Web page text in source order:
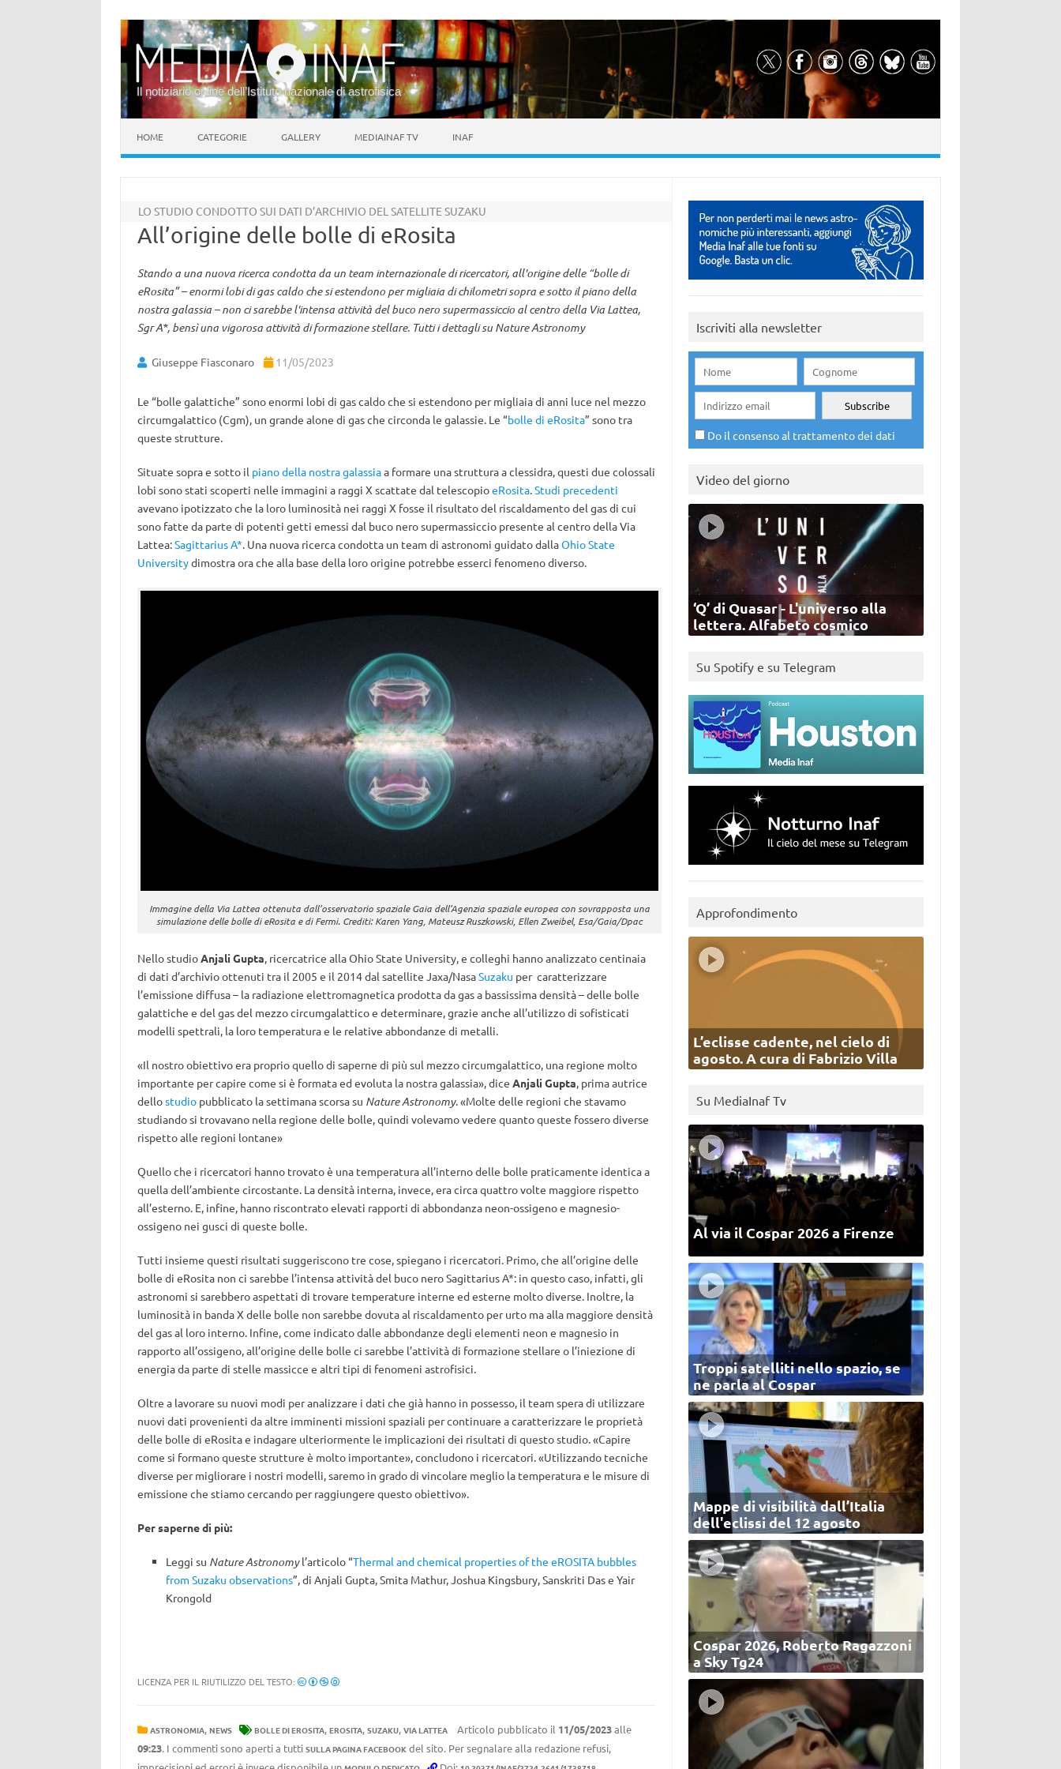
Il notiziario online dell’Istituto nazionale di astrofisica
HOME CATEGORIE GALLERY MEDIAINAF TV INAF
LO STUDIO CONDOTTO SUI DATI D’ARCHIVIO DEL SATELLITE SUZAKU
All’origine delle bolle di eRosita
Stando a una nuova ricerca condotta da un team internazionale di ricercatori, all'origine delle “bolle di
eRosita” – enormi lobi di gas caldo che si estendono per migliaia di chilometri sopra e sotto il piano della
nostra galassia – non ci sarebbe l'intensa attività del buco nero supermassiccio al centro della Via Lattea,
Sgr A*, bensì una vigorosa attività di formazione stellare. Tutti i dettagli su Nature Astronomy
Giuseppe Fiasconaro 11/05/2023
Le “bolle galattiche” sono enormi lobi di gas caldo che si estendono per migliaia di anni luce nel mezzo
circumgalattico (Cgm), un grande alone di gas che circonda le galassie. Le “bolle di eRosita” sono tra
queste strutture.
Situate sopra e sotto il piano della nostra galassiaa formare una struttura a clessidra, questi due colossali
lobi sono stati scoperti nelle immagini a raggi X scattate dal telescopioeRosita.Studi precedenti
avevano ipotizzato che la loro luminosità nei raggi X fosse il risultato del riscaldamento del gas di cui
sono fatte da parte di potenti getti emessi dal buco nero supermassiccio presente al centro della Via
Lattea:Sagittarius A*. Una nuova ricerca condotta un team di astronomi guidato dallaOhio State
Universitydimostra ora che alla base della loro origine potrebbe esserci fenomeno diverso.
Immagine della Via Lattea ottenuta dall’osservatorio spaziale Gaia dell’Agenzia spaziale europea con sovrapposta una
simulazione delle bolle di eRosita e di Fermi. Crediti: Karen Yang, Mateusz Ruszkowski, Ellen Zweibel, Esa/Gaia/Dpac
Nello studioAnjali Gupta, ricercatrice alla Ohio State University, e colleghi hanno analizzato centinaia
di dati d’archivio ottenuti tra il 2005 e il 2014 dal satellite Jaxa/NasaSuzaku per caratterizzare
l’emissione diffusa – la radiazione elettromagnetica prodotta da gas a bassissima densità – delle bolle
galattiche e del gas del mezzo circumgalattico e determinare, grazie anche all’utilizzo di sofisticati
modelli spettrali, la loro temperatura e le relative abbondanze di metalli.
«Il nostro obiettivo era proprio quello di saperne di più sul mezzo circumgalattico, una regione molto
importante per capire come si è formata ed evoluta la nostra galassia», dice Anjali Gupta, prima autrice
dellostudiopubblicato la settimana scorsa su Nature Astronomy. «Molte delle regioni che stavamo
studiando si trovavano nella regione delle bolle, quindi volevamo vedere quanto queste fossero diverse
rispetto alle regioni lontane»
Quello che i ricercatori hanno trovato è una temperatura all’interno delle bolle praticamente identica a
quella dell’ambiente circostante. La densità interna, invece, era circa quattro volte maggiore rispetto
all’esterno. E, infine, hanno riscontrato elevati rapporti di abbondanza neon-ossigeno e magnesio-
ossigeno nei gusci di queste bolle.
Tutti insieme questi risultati suggeriscono tre cose, spiegano i ricercatori. Primo, che all’origine delle
bolle di eRosita non ci sarebbe l’intensa attività del buco nero Sagittarius A*: in questo caso, infatti, gli
astronomi si sarebbero aspettati di trovare temperature interne ed esterne molto diverse. Inoltre, la
luminosità in banda X delle bolle non sarebbe dovuta al riscaldamento per urto ma alla maggiore densità
del gas al loro interno. Infine, come indicato dalle abbondanze degli elementi neon e magnesio in
rapporto all’ossigeno, all’origine delle bolle ci sarebbe l’attività di formazione stellare o l’iniezione di
energia da parte di stelle massicce e altri tipi di fenomeni astrofisici.
Oltre a lavorare su nuovi modi per analizzare i dati che già hanno in possesso, il team spera di utilizzare
nuovi dati provenienti da altre imminenti missioni spaziali per continuare a caratterizzare le proprietà
delle bolle di eRosita e indagare ulteriormente le implicazioni dei risultati di questo studio. «Capire
come si formano queste strutture è molto importante», concludono i ricercatori. «Utilizzando tecniche
diverse per migliorare i nostri modelli, saremo in grado di vincolare meglio la temperatura e le misure di
emissione che stiamo cercando per raggiungere questo obiettivo».
Per saperne di più:
Leggi su Nature Astronomyl’articolo “Thermal and chemical properties of the eROSITA bubbles
from Suzaku observations”, di Anjali Gupta, Smita Mathur, Joshua Kingsbury, Sanskriti Das e Yair
Krongold
LICENZA PER IL RIUTILIZZO DEL TESTO:
ASTRONOMIA, NEWS BOLLE DI EROSITA, EROSITA, SUZAKU, VIA LATTEA Articolo pubblicato il 11/05/2023alle
09:23. I commenti sono aperti a tutti SULLA PAGINA FACEBOOKdel sito. Per segnalare alla redazione refusi,
Iscriviti alla newsletter
Do il consenso al trattamento dei dati
Video del giorno
‘Q’ di Quasar - L'universo alla
lettera. Alfabeto cosmico
Su Spotify e su Telegram
Approfondimento
L’eclisse cadente, nel cielo di
agosto. A cura di Fabrizio Villa
Su MediaInaf Tv
Al via il Cospar 2026 a Firenze
Troppi satelliti nello spazio, se
ne parla al Cospar
Mappe di visibilità dall’Italia
dell'eclissi del 12 agosto
Cospar 2026, Roberto Ragazzoni
a Sky Tg24